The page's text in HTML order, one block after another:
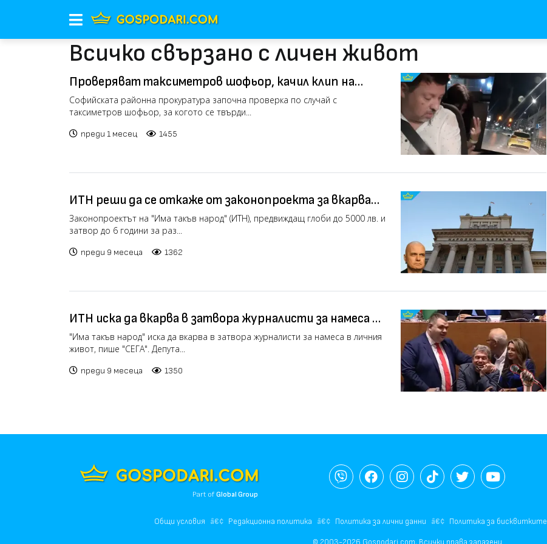
Всичко свързано с личен живот
Проверяват таксиметров шофьор, качил клип на
клиентка без нейно съгласие (видео)
Софийската районна прокуратура започна проверка по случай с
таксиметров шофьор, за когото се твърди...
преди 1 месец 1455
ИТН реши да се откаже от законопроекта за вкарване
на журналисти в затвора (видео)
Законопроектът на "Има такъв народ" (ИТН), предвиждащ глоби до 5000 лв. и
затвор до 6 години за раз...
преди 9 месеца 1362
ИТН иска да вкарва в затвора журналисти за намеса в
личния живот
"Има такъв народ" иска да вкарва в затвора журналисти за намеса в личния
живот, пише "СЕГА". Депута...
преди 9 месеца 1350
Part ofGlobal Group
Общи условия Редакционна политика Политика за лични данни Политика за бисквитките